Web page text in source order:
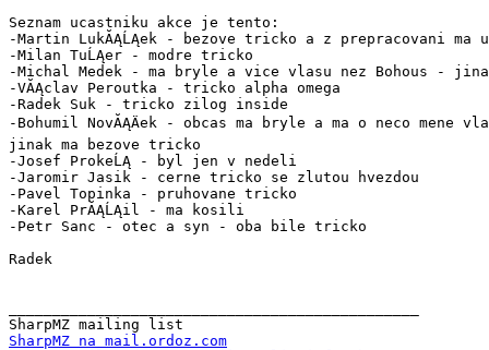
Seznam ucastniku akce je tento:
-Martin LukĂĄĹĄek - bezove tricko a z prepracovani ma
-Milan TuĹĄer - modre tricko
-Michal Medek - ma bryle a vice vlasu nez Bohous -
-VĂĄclav Peroutka - tricko alpha omega
-Radek Suk - tricko zilog inside
-Bohumil NovĂĄÄek - obcas ma bryle a ma o neco mene
jinak ma bezove tricko
-Josef ProkeĹĄ - byl jen v nedeli
-Jaromir Jasik - cerne tricko se zlutou hvezdou
-Pavel Topinka - pruhovane tricko
-Karel PrĂĄĹĄil - ma kosili
-Petr Sanc - otec a syn - oba bile tricko
Radek
SharpMZ na mail.ordoz.com